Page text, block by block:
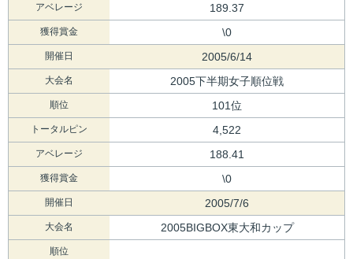
アベレージ 189.37
獲得賞金 \0
開催日 2005/6/14
大会名 2005下半期女子順位戦
順位 101位
トータルピン 4,522
アベレージ 188.41
獲得賞金 \0
開催日 2005/7/6
大会名 2005BIGBOX東大和カップ
順位